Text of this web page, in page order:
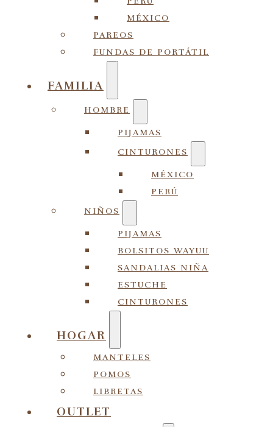
MÉXICO
PAREOS
FUNDAS DE PORTÁTIL
FAMILIA
HOMBRE
PIJAMAS
CINTURONES
MÉXICO
PERÚ
NIÑOS
PIJAMAS
BOLSITOS WAYUU
SANDALIAS NIÑA
ESTUCHE
CINTURONES
HOGAR
MANTELES
POMOS
LIBRETAS
OUTLET